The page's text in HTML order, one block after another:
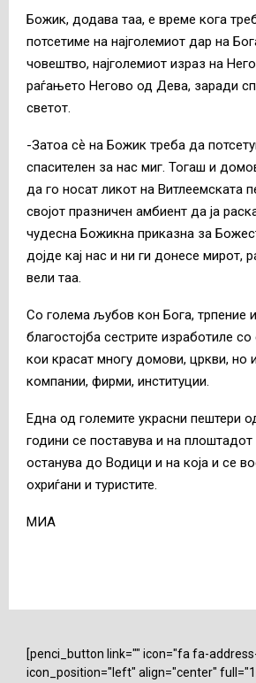
Божик, додава таа, е време кога
потсетиме на најголемиот дар на
човештво, најголемиот израз на
раѓањето Негово од Дева, заради
светот.
-Затоа сѐ на Божик треба да
спасителен за нас миг. Тогаш и
да го носат ликот на Витлеемската
својот празничен амбиент да ја
чудесна Божикна приказна за
дојде кај нас и ни ги донесе мирот,
вели таа.
Со голема љубов кон Бога, трпение
благостојба сестрите изработиле
кои красат многу домови, цркви, но
компании, фирми, институции.
Една од големите украсни пештери
години се поставува и на
останува до Водици и на која и се
охриѓани и туристите.
МИА
[penci_button link="" icon="fa fa-
icon_position="left" align="center"